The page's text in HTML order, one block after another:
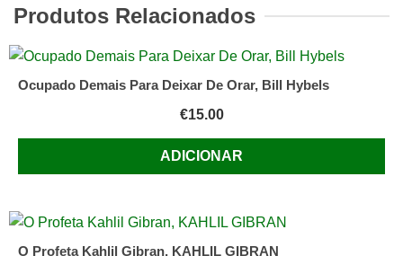
Felipe
Produtos Relacionados
Ocupado Demais Para Deixar De Orar, Bill Hybels
€15.00
ADICIONAR
O Profeta Kahlil Gibran, KAHLIL GIBRAN